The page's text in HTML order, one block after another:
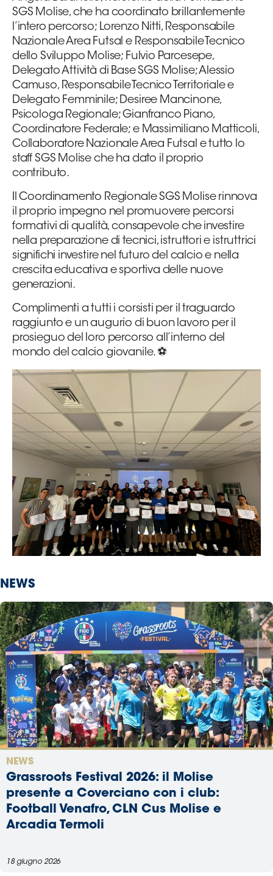
SGS Molise, che ha coordinato brillantemente
l’intero percorso; Lorenzo Nitti, Responsabile
Nazionale Area Futsal e Responsabile Tecnico
dello Sviluppo Molise; Fulvio Parcesepe,
Delegato Attività di Base SGS Molise; Alessio
Camuso, Responsabile Tecnico Territoriale e
Delegato Femminile; Desiree Mancinone,
Psicologa Regionale; Gianfranco Piano,
Coordinatore Federale; e Massimiliano Matticoli,
Collaboratore Nazionale Area Futsal e tutto lo
staff SGS Molise che ha dato il proprio
contributo.
Il Coordinamento Regionale SGS Molise rinnova
il proprio impegno nel promuovere percorsi
formativi di qualità, consapevole che investire
nella preparazione di tecnici, istruttori e istruttrici
significhi investire nel futuro del calcio e nella
crescita educativa e sportiva delle nuove
generazioni.
Complimenti a tutti i corsisti per il traguardo
raggiunto e un augurio di buon lavoro per il
prosieguo del loro percorso all’interno del
mondo del calcio giovanile. ⚽
NEWS
NEWS
Grassroots Festival 2026: il Molise
presente a Coverciano con i club:
Football Venafro, CLN Cus Molise e
Arcadia Termoli
18 giugno 2026